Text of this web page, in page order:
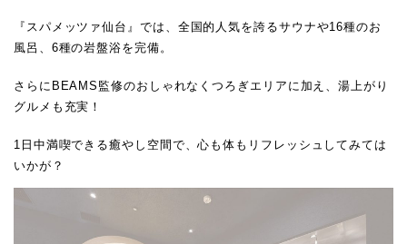
『スパメッツァ仙台』では、全国的人気を誇るサウナや16種のお
風呂、6種の岩盤浴を完備。
さらにBEAMS監修のおしゃれなくつろぎエリアに加え、湯上がり
グルメも充実！
1日中満喫できる癒やし空間で、心も体もリフレッシュしてみては
いかが？